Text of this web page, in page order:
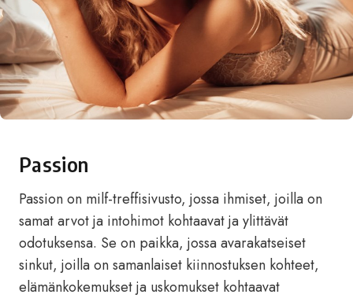
Passion
Passion on milf-treffisivusto, jossa ihmiset, joilla on
samat arvot ja intohimot kohtaavat ja ylittävät
odotuksensa. Se on paikka, jossa avarakatseiset
sinkut, joilla on samanlaiset kiinnostuksen kohteet,
elämänkokemukset ja uskomukset kohtaavat